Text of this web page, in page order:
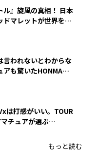
ル』旋風の真相！ 日本
ドマレットが世界を席
言われないとわからな
アも驚いたHONMA
は打感がいい。TOUR
チュアが選ぶ
もっと読む